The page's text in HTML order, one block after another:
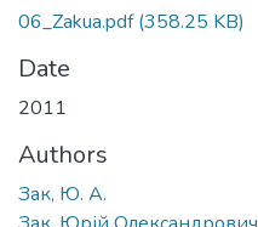
06_Zakua.pdf(358.25 KB)
Date
2011
Authors
Зак, Ю. А.